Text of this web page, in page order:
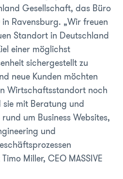
Gesellschaft, das Büro
Ravensburg. „Wir freuen
Standort in Deutschland
einer möglichst
sichergestellt zu
neue Kunden möchten
Wirtschaftsstandort noch
sie mit Beratung und
um Business Websites,
und
Miller, CEO MASSIVE